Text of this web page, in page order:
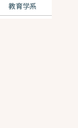
教育学系